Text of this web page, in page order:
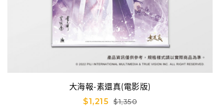
大海報-素還真(電影版)
$1,215
$1,350